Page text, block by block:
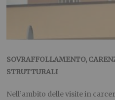
SOVRAFFOLLAMENTO,
STRUTTURALI
Nell’ambito delle visite in